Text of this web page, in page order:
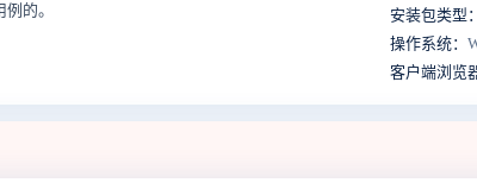
的。
安装包类型：
操作系统：
客户端浏览